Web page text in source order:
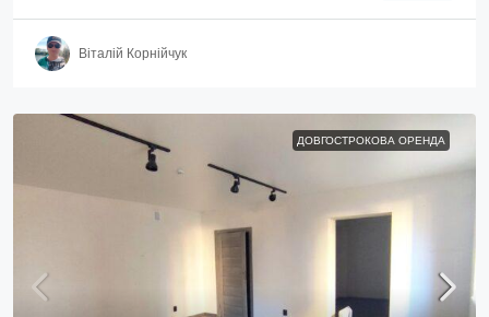
Віталій Корнійчук
ДОВГОСТРОКОВА ОРЕНДА